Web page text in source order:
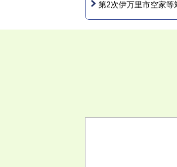
第2次伊万里市空家等